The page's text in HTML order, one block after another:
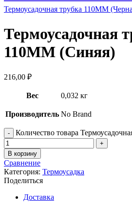
Термоусадочная трубка 110ММ
Термоусадочная
110ММ (Синяя)
216,00 ₽
Вес 0,032 кг
Производитель No Brand
Количество товара
В корзину
Сравнение
Категория: Термоусадка
Поделиться
Доставка